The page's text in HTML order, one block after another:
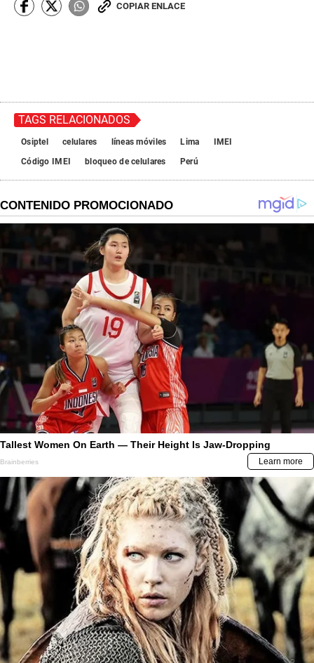
COPIAR ENLACE
TAGS RELACIONADOS
Osiptel celulares líneas móviles Lima
IMEI
Código IMEI
bloqueo de celulares Perú